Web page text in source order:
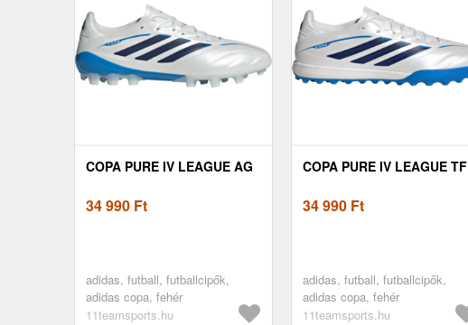
COPA PURE IV LEAGUE AG
34 990 Ft
adidas, futball, futballcipők,
adidas copa, fehér
11teamsports.hu
COPA PURE IV LEAGUE TF
34 990 Ft
adidas, futball, futballcipők,
adidas copa, fehér
11teamsports.hu